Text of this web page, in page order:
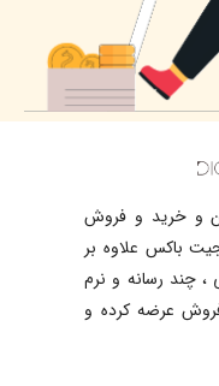
و خرید و فروش
باکس علاوه بر
، چند رسانه و نرم
عرضه کرده و